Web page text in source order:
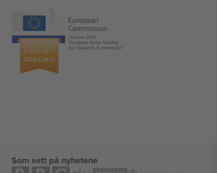
Som sett på nyhetene